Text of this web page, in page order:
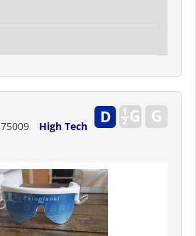
75009
High Tech